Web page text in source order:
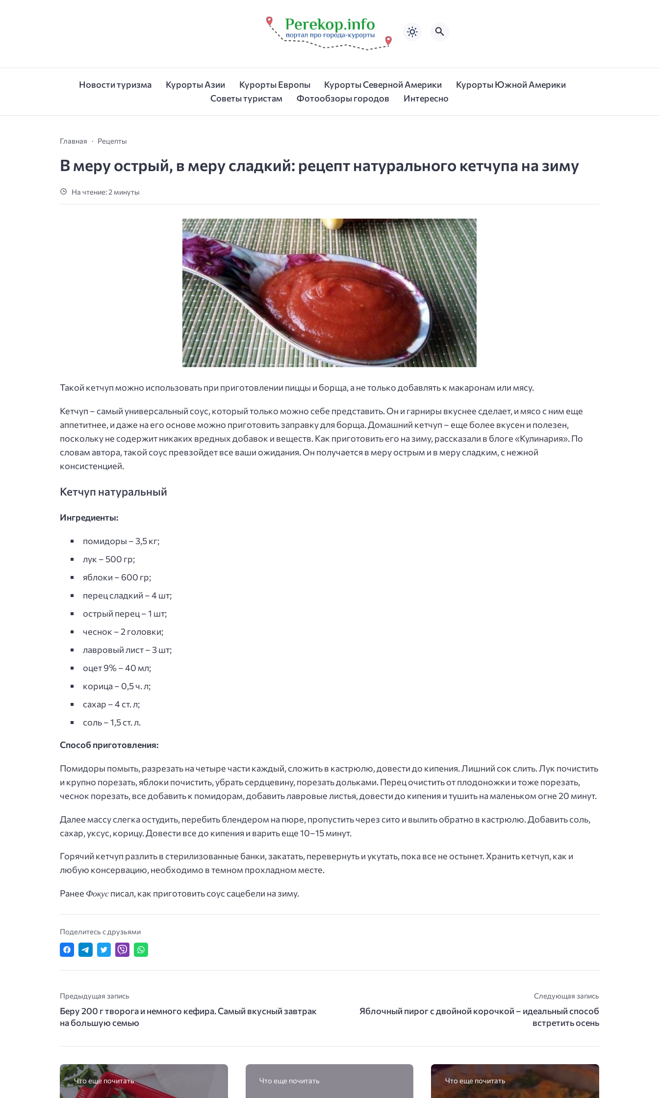
Новости туризма Курорты Азии Курорты Европы Курорты Северной Америки
Курорты Южной Америки
Советы туристам
Фотообзоры городов Интересно
Главная Рецепты
В меру острый, в меру сладкий: рецепт натурального кетчупа на зиму
На чтение: 2 минуты
Такой кетчуп можно использовать при приготовлении пиццы и борща, а не только добавлять к макаронам или мясу.
Кетчуп – самый универсальный соус, который только можно себе представить. Он и гарниры вкуснее сделает, и мясо с ним еще
аппетитнее, и даже на его основе можно приготовить заправку для борща. Домашний кетчуп – еще более вкусен и полезен,
поскольку не содержит никаких вредных добавок и веществ. Как приготовить его на зиму, рассказали в блоге «Кулинария». По
словам автора, такой соус превзойдет все ваши ожидания. Он получается в меру острым и в меру сладким, с нежной
консистенцией.
Кетчуп натуральный
Ингредиенты:
помидоры – 3,5 кг;
лук – 500 гр;
яблоки – 600 гр;
перец сладкий – 4 шт;
острый перец – 1 шт;
чеснок – 2 головки;
лавровый лист – 3 шт;
оцет 9% – 40 мл;
корица – 0,5 ч. л;
сахар – 4 ст. л;
соль – 1,5 ст. л.
Способ приготовления:
Помидоры помыть, разрезать на четыре части каждый, сложить в кастрюлю, довести до кипения. Лишний сок слить. Лук почистить
и крупно порезать, яблоки почистить, убрать сердцевину, порезать дольками. Перец очистить от плодоножки и тоже порезать,
чеснок порезать, все добавить к помидорам, добавить лавровые листья, довести до кипения и тушить на маленьком огне 20 минут.
Далее массу слегка остудить, перебить блендером на пюре, пропустить через сито и вылить обратно в кастрюлю. Добавить соль,
сахар, уксус, корицу. Довести все до кипения и варить еще 10–15 минут.
Горячий кетчуп разлить в стерилизованные банки, закатать, перевернуть и укутать, пока все не остынет. Хранить кетчуп, как и
любую консервацию, необходимо в темном прохладном месте.
Ранее Фокусписал, как приготовить соус сацебели на зиму.
Поделитесь с друзьями
Предыдущая запись
Беру 200 г творога и немного кефира. Самый вкусный завтрак
на большую семью
Следующая запись
Яблочный пирог с двойной корочкой – идеальный способ
встретить осень
Что еще почитать Что еще почитать Что еще почитать